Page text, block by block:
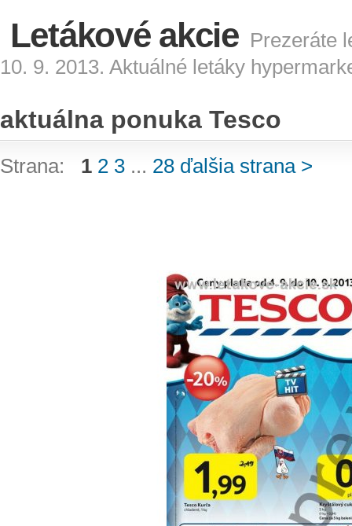
Letákové akcie Prezeráte
10. 9. 2013. Aktuálné letáky
aktuálna ponuka Tesco
Strana: 1 2 3 ... 28 ďalšia strana >